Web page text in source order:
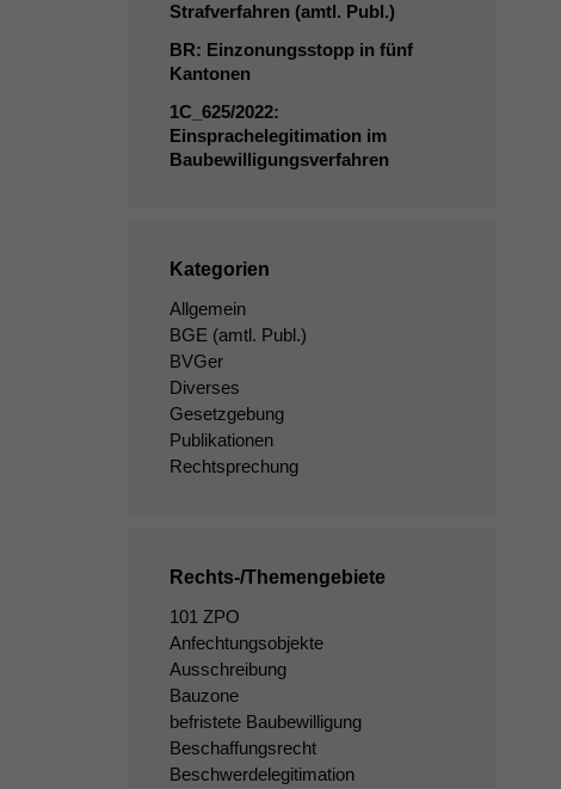
Strafverfahren (amtl. Publ.)
BR: Einzonungsstopp in fünf
Kantonen
1C_625/2022:
Einsprachelegitimation im
Baubewilligungsverfahren
Kategorien
Allgemein
BGE (amtl. Publ.)
BVGer
Diverses
Gesetzgebung
Publikationen
Rechtsprechung
Rechts-/Themengebiete
101 ZPO
Anfechtungsobjekte
Ausschreibung
Bauzone
befristete Baubewilligung
Beschaffungsrecht
Beschwerdelegitimation